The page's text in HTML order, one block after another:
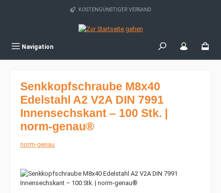
Zum Hauptinhalt springen KOSTENGÜNSTIGER VERSAND
Navigation
Senkkopfschraube M8x40
Edelstahl A2 V2A DIN 7991
Innensechskant – 100 Stk. |
norm-genau®
norm-genau
Bildergalerie überspringen